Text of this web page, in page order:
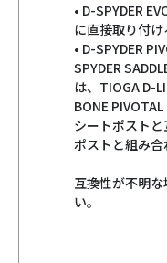
• D-SPYDER
に直接取り付け
• D-SPYDER
SPYDER
は、TIOGA D-
BONE
シートポスト
ポストと組み合
互換性が不明
い。